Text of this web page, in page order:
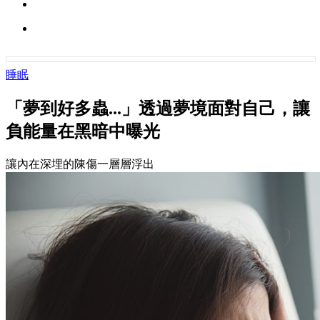
睡眠
「夢到好多蟲...」透過夢境面對自己，讓
負能量在黑暗中曝光
讓內在深埋的陳傷一層層浮出